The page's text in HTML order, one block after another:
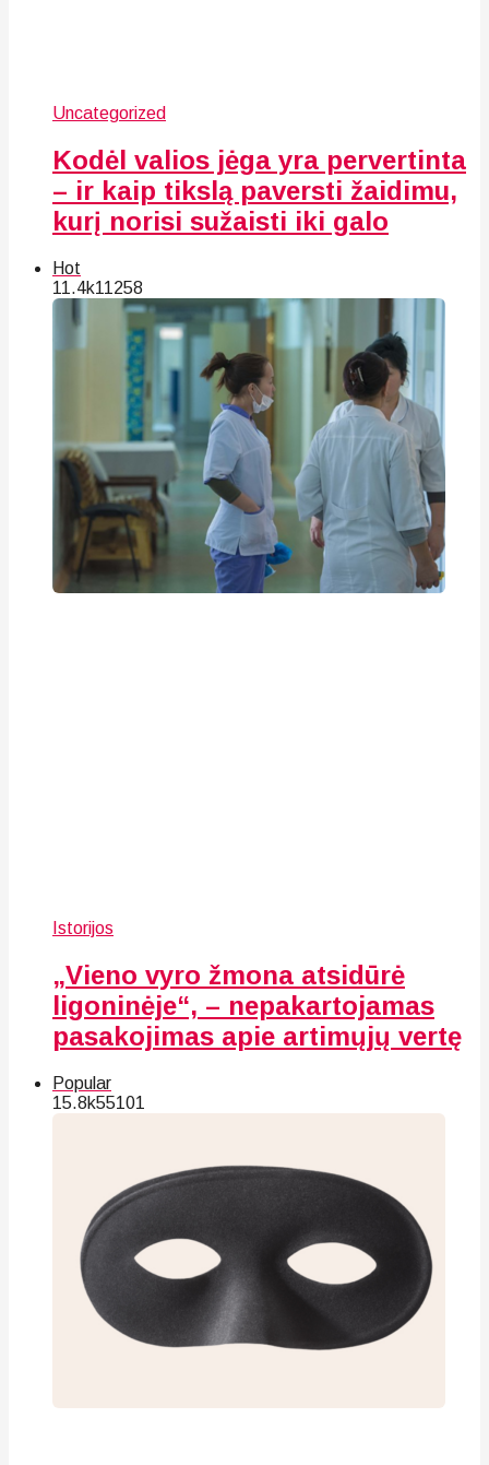
Uncategorized
Kodėl valios jėga yra pervertinta
– ir kaip tikslą paversti žaidimu,
kurį norisi sužaisti iki galo
Hot
11.4k11258
Istorijos
„Vieno vyro žmona atsidūrė
ligoninėje“, – nepakartojamas
pasakojimas apie artimųjų vertę
Popular
15.8k55101